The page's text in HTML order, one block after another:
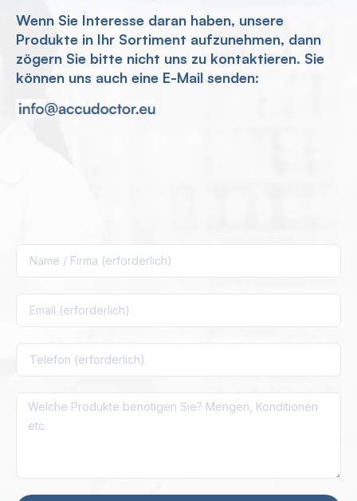
Wenn Sie Interesse daran haben, unsere
Produkte in Ihr Sortiment aufzunehmen, dann
zögern Sie bitte nicht uns zu kontaktieren. Sie
können uns auch eine E-Mail senden: